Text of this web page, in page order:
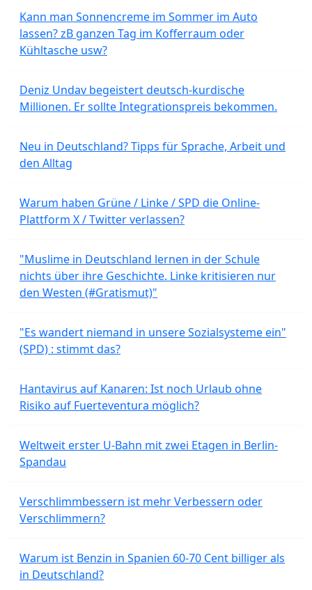
Kann man Sonnencreme im Sommer im Auto
lassen? zB ganzen Tag im Kofferraum oder
Kühltasche usw?
Deniz Undav begeistert deutsch-kurdische
Millionen. Er sollte Integrationspreis bekommen.
Neu in Deutschland? Tipps für Sprache, Arbeit und
den Alltag
Warum haben Grüne / Linke / SPD die Online-
Plattform X / Twitter verlassen?
"Muslime in Deutschland lernen in der Schule
nichts über ihre Geschichte. Linke kritisieren nur
den Westen (#Gratismut)"
"Es wandert niemand in unsere Sozialsysteme ein"
(SPD) : stimmt das?
Hantavirus auf Kanaren: Ist noch Urlaub ohne
Risiko auf Fuerteventura möglich?
Weltweit erster U-Bahn mit zwei Etagen in Berlin-
Spandau
Verschlimmbessern ist mehr Verbessern oder
Verschlimmern?
Warum ist Benzin in Spanien 60-70 Cent billiger als
in Deutschland?